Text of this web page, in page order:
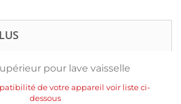
pour lave vaisselle
de votre appareil voir liste ci-
dessous